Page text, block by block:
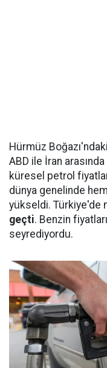
Hürmüz
ABD ile İran
küresel petrol
dünya genelinde
yükseldi. Türkiye'de
geçti. Benzin
seyrediyordu.